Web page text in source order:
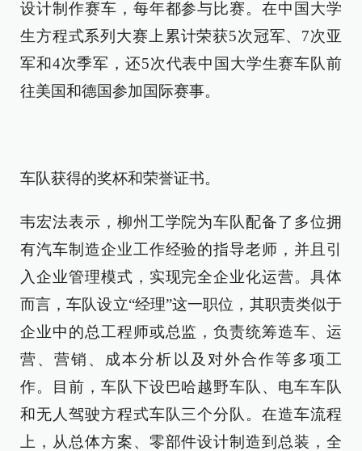
设计制作赛车，每年都参与比赛。在中国大学
生方程式系列大赛上累计荣获5次冠军、7次亚
军和4次季军，还5次代表中国大学生赛车队前
往美国和德国参加国际赛事。
车队获得的奖杯和荣誉证书。
韦宏法表示，柳州工学院为车队配备了多位拥
有汽车制造企业工作经验的指导老师，并且引
入企业管理模式，实现完全企业化运营。具体
而言，车队设立“经理”这一职位，其职责类似于
企业中的总工程师或总监，负责统筹造车、运
营、营销、成本分析以及对外合作等多项工
作。目前，车队下设巴哈越野车队、电车车队
和无人驾驶方程式车队三个分队。在造车流程
上，从总体方案、零部件设计制造到总装，全